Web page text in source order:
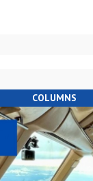
COLUMNS